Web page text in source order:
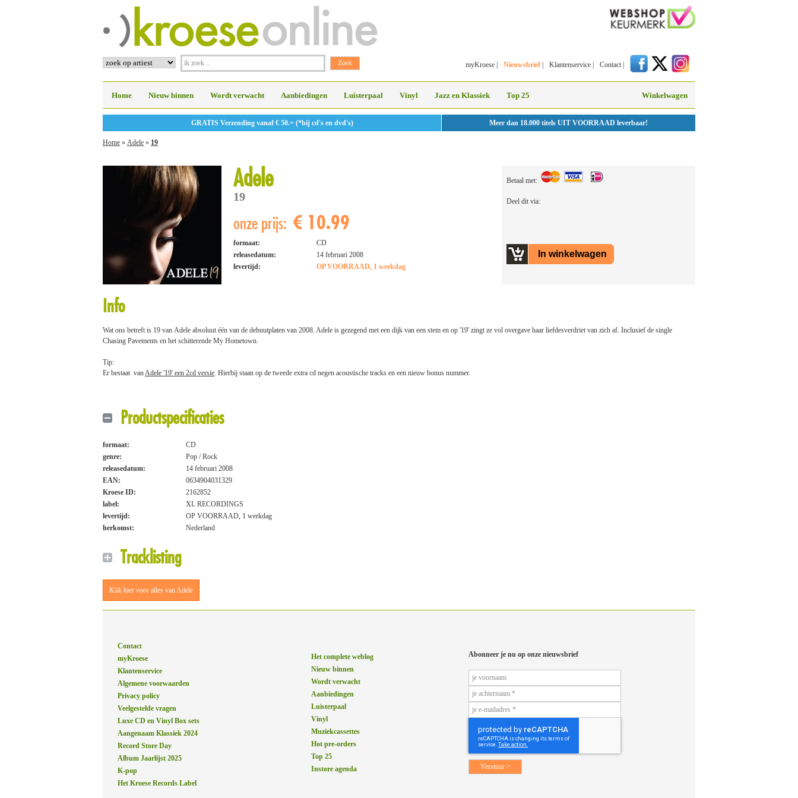
myKroese Nieuwsbrief Klantenservice Contact
Home Nieuw binnen Wordt verwacht Aanbiedingen Luisterpaal Vinyl Jazz en Klassiek Top 25 Winkelwagen
GRATIS Verzending vanaf € 50.= (*bij cd's en dvd's) Meer dan 18.000 titels UIT VOORRAAD leverbaar!
Home » Adele » 19
Adele
19
onze prijs: € 10.99
formaat:
CD
releasedatum:
14 februari 2008
levertijd:
OP VOORRAAD, 1 werkdag
Betaal met:
Deel dit via:
Info
Wat ons betreft is 19 van Adele absoluut één van de debuutplaten van 2008. Adele is gezegend met een dijk van een stem en op '19' zingt ze vol overgave haar liefdesverdriet van zich af. Inclusief de single
Chasing Pavements en het schitterende My Hometown.
Tip:
Er bestaat vanAdele '19' een 2cd versie. Hierbij staan op de tweede extra cd negen acoustische tracks en een nieuw bonus nummer.
Productspecificaties
formaat:
CD
genre:
Pop / Rock
releasedatum:
14 februari 2008
EAN:
0634904031329
Kroese ID:
2162852
label:
XL RECORDINGS
levertijd:
OP VOORRAAD, 1 werkdag
herkomst:
Nederland
Tracklisting
Klik hier voor alles van Adele
Contact
myKroese
Klantenservice
Algemene voorwaarden
Privacy policy
Veelgestelde vragen
Luxe CD en Vinyl Box sets
Aangenaam Klassiek 2024
Record Store Day
Album Jaarlijst 2025
K-pop
Het Kroese Records Label
Het complete weblog
Nieuw binnen
Wordt verwacht
Aanbiedingen
Luisterpaal
Vinyl
Muziekcassettes
Hot pre-orders
Top 25
Instore agenda
Abonneer je nu op onze nieuwsbrief